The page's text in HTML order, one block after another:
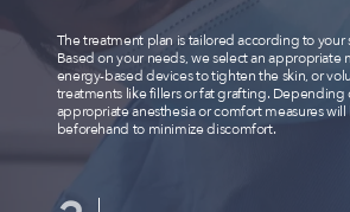
The treatment plan is tailored according to your
Based on your needs, we select an appropriate
energy-based devices to tighten the skin, or
treatments like fillers or fat grafting. Depending
appropriate anesthesia or comfort measures
beforehand to minimize discomfort.